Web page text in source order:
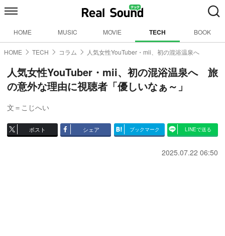
HOME MUSIC MOVIE TECH BOOK
HOME TECH コラム 人気女性YouTuber・mii、初の混浴温泉へ
人気女性YouTuber・mii、初の混浴温泉へ 旅
の意外な理由に視聴者「優しいなぁ～」
文＝こじへい
ポスト シェア ブックマーク LINEで送る
2025.07.22 06:50